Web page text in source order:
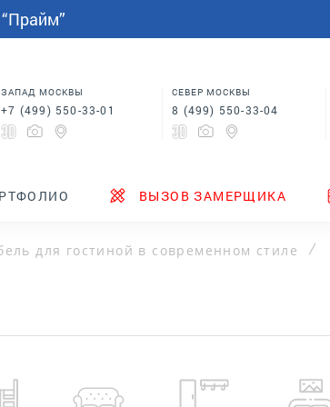
ЗАПАД МОСКВЫ
+7 (499) 550-33-01
СЕВЕР МОСКВЫ
8 (499) 550-33-04
ВЫЗОВ ЗАМЕРЩИКА
Шкафы купе в спальню
ТЕНДЕРЫ НОВИНКИ
Кровати для спальни
Столы
для гостиной в современном стиле